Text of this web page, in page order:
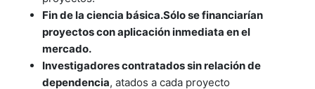
Fin de la ciencia básica.Sólo se financiarían
proyectos con aplicación inmediata en el
mercado.
Investigadores contratados sin relación de
dependencia, atados a cada proyecto